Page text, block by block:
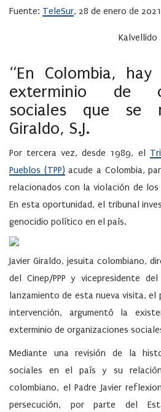
Fuente: TeleSur, 28 de enero de 2021
Kalvellido
“En Colombia,
exterminio de
sociales que se
Giraldo, S.J.
Por tercera vez, desde 1989, el
Pueblos (TPP) acude a Colombia,
relacionados con la violación de
En esta oportunidad, el tribunal
genocidio político en el país.
Javier Giraldo, jesuita colombiano,
del Cinep/PPP y vicepresidente
lanzamiento de esta nueva visita, el
intervención, argumentó la
exterminio de organizaciones
Mediante una revisión de la
sociales en el país y su
colombiano, el Padre Javier
persecución, por parte del